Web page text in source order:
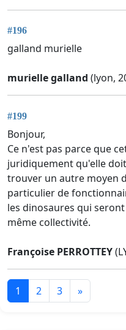
#196
galland murielle
murielle galland (lyon,
#199
Bonjour,
Ce n'est pas parce que
juridiquement qu'elle
trouver un autre moyen
particulier de
les dinosaures qui
même collectivité.
Françoise PERROTTEY
1 2 3 »